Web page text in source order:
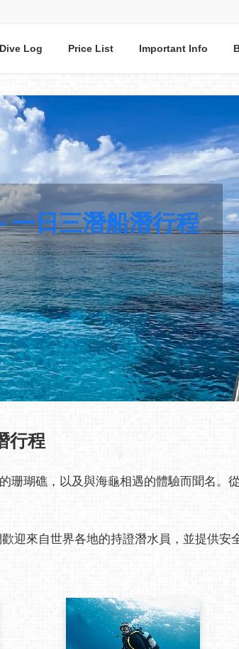
Dive Log Price List Important Info
一日三潛船潛行程
行程
珊瑚礁，以及與海龜相遇的體驗而聞名。
迎來自世界各地的持證潛水員，並提供安